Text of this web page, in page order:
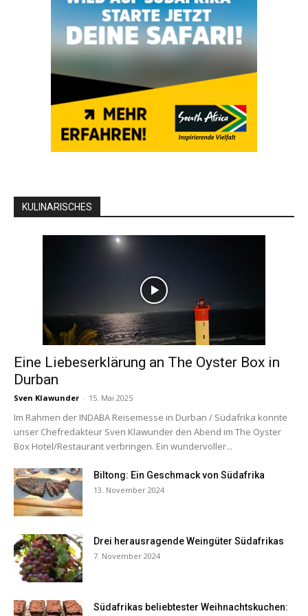
KULINARISCHES
Eine Liebeserklärung an The Oyster Box in
Durban
Sven Klawunder - 15. Mai 2025
Im Rahmen der INDABA Reisemesse in Durban / Südafrika konnte
unser Chefredakteur Sven Klawunder den Abend im The Oyster
Box Hotel/Restaurant verbringen. Ein wundervoller...
Biltong: Ein Geschmack von Südafrika
13. November 2024
Drei herausragende Weingüter Südafrikas
7. November 2024
Südafrikas beliebtester Weihnachtskuchen: